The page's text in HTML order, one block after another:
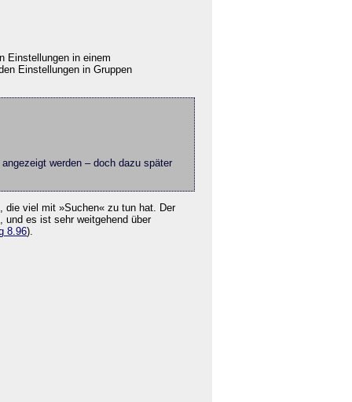
Einstellungen in einem
Einstellungen in Gruppen
werden – doch dazu später
die viel mit »Suchen« zu tun hat. Der
es ist sehr weitgehend über
8.96).